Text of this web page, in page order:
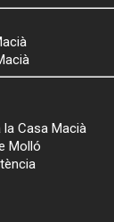
la Casa Macià
Molló